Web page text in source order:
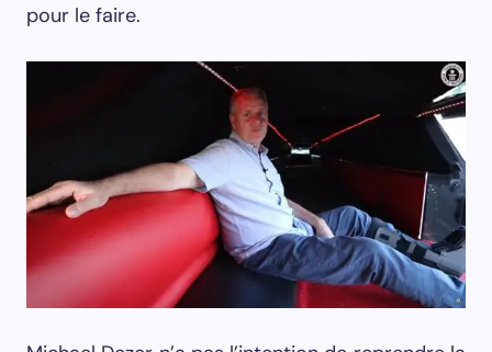
pour le faire.